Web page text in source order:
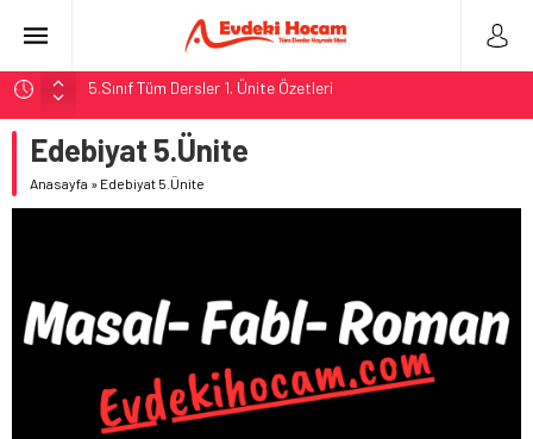
5.Sınıf Tüm Dersler 1. Ünite Özetleri
5.Sınıf Sosyal Bilgiler 1.Ünite Özeti Konu Testi
MEB 2. Dönem 2. Yazılı Örnek Soruları
5. Sınıf Sosyal Bilgiler Konuları
Edebiyat 5.Ünite
Anasayfa » Edebiyat 5.Ünite